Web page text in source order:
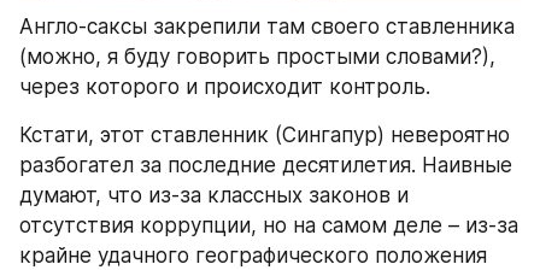
Англо-саксы закрепили там своего ставленника
(можно, я буду говорить простыми словами?),
через которого и происходит контроль.
Кстати, этот ставленник (Сингапур) невероятно
разбогател за последние десятилетия. Наивные
думают, что из-за классных законов и
отсутствия коррупции, но на самом деле – из-за
крайне удачного географического положения